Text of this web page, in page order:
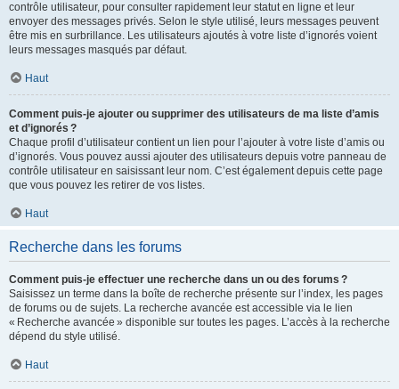
contrôle utilisateur, pour consulter rapidement leur statut en ligne et leur
envoyer des messages privés. Selon le style utilisé, leurs messages peuvent
être mis en surbrillance. Les utilisateurs ajoutés à votre liste d’ignorés voient
leurs messages masqués par défaut.
Haut
Comment puis-je ajouter ou supprimer des utilisateurs de ma liste d’amis
et d’ignorés ?
Chaque profil d’utilisateur contient un lien pour l’ajouter à votre liste d’amis ou
d’ignorés. Vous pouvez aussi ajouter des utilisateurs depuis votre panneau de
contrôle utilisateur en saisissant leur nom. C’est également depuis cette page
que vous pouvez les retirer de vos listes.
Haut
Recherche dans les forums
Comment puis-je effectuer une recherche dans un ou des forums ?
Saisissez un terme dans la boîte de recherche présente sur l’index, les pages
de forums ou de sujets. La recherche avancée est accessible via le lien
« Recherche avancée » disponible sur toutes les pages. L’accès à la recherche
dépend du style utilisé.
Haut